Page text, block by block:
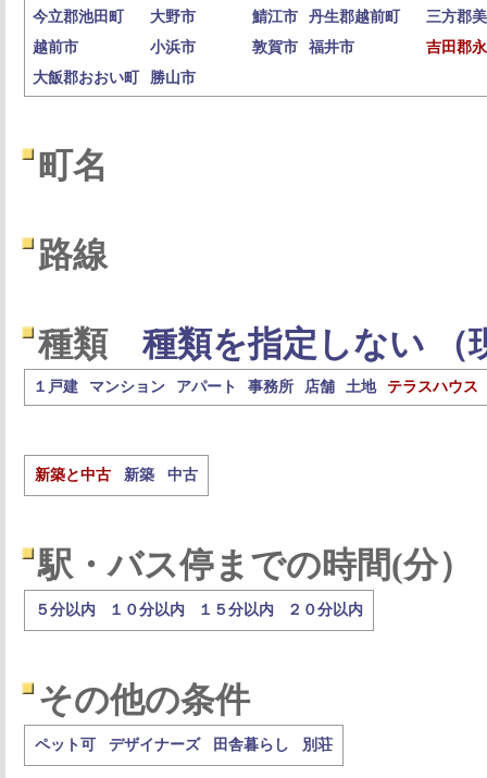
今立郡池田町
大野市 鯖江市 丹生郡越前町
三方郡
越前市
小浜市 敦賀市 福井市
吉田郡
大飯郡おおい町
勝山市
町名
路線
種類 種類を指定しない （
１戸建 マンション アパート 事務所 店舗 土地 テラスハウス
新築と中古 新築 中古
駅・バス停までの時間(分）
５分以内 １０分以内 １５分以内 ２０分以内
その他の条件
ペット可 デザイナーズ 田舎暮らし 別荘